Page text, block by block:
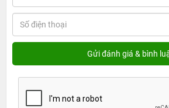
iPad Pro M4 2024 13 inch